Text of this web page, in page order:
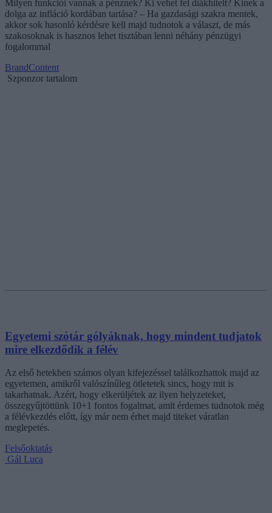
Milyen funkciói vannak a pénznek? Ki vehet fel diákhitelt? Kinek a
dolga az infláció kordában tartása? – Ha gazdasági szakra mentek,
akkor sok hasonló kérdésre kell majd tudnotok a választ, de más
szakosoknak is hasznos lehet tisztában lenni néhány pénzügyi
fogalommal
BrandContent
Szponzor tartalom
Egyetemi szótár gólyáknak, hogy mindent tudjatok
mire elkezdődik a félév
Az első hetekben számos olyan kifejezéssel találkozhattok majd az
egyetemen, amikről valószínűleg ötletetek sincs, hogy mit is
takarhatnak. Azért, hogy elkerüljétek az ilyen helyzeteket,
összegyűjtöttünk 10+1 fontos fogalmat, amit érdemes tudnotok még
a félévkezdés előtt, így már nem érhet majd titeket váratlan
meglepetés.
Felsőoktatás
Gál Luca